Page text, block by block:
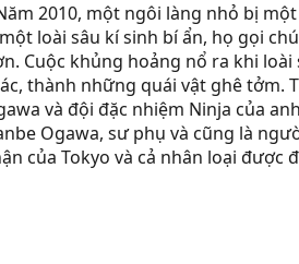
2010, một ngôi làng nhỏ bị
loài sâu kí sinh bí ẩn, họ gọi
Cuộc khủng hoảng nổ ra khi loài
thành những quái vật ghê tởm.
và đội đặc nhiệm Ninja của
Ogawa, sư phụ và cũng là
của Tokyo và cả nhân loại được